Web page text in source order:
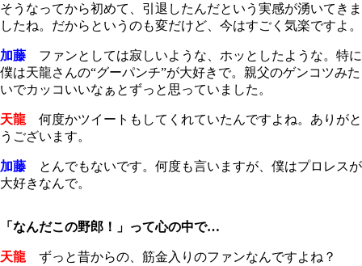
そうなってから初めて、引退したんだという実感が湧いてきま
したね。だからというのも変だけど、今はすごく気楽ですよ。
加藤 ファンとしては寂しいような、ホッとしたような。特に
僕は天龍さんの“グーパンチ”が大好きで。親父のゲンコツみた
いでカッコいいなぁとずっと思っていました。
天龍 何度かツイートもしてくれていたんですよね。ありがと
うございます。
加藤 とんでもないです。何度も言いますが、僕はプロレスが
大好きなんで。
「なんだこの野郎！」って心の中で…
天龍 ずっと昔からの、筋金入りのファンなんですよね？